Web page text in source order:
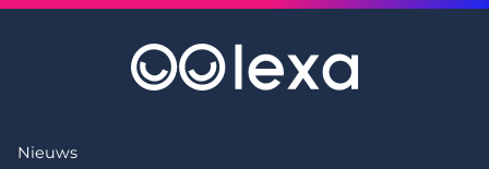
Nieuws